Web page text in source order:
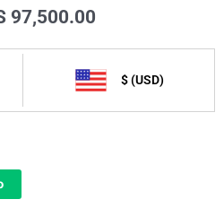
130,000.00.
97,500.00
actual
es:
ARS
$ (USD)